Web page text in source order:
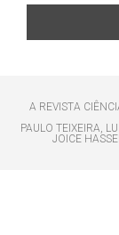
A REVISTA
PAULO TEIXEIRA,
JOICE